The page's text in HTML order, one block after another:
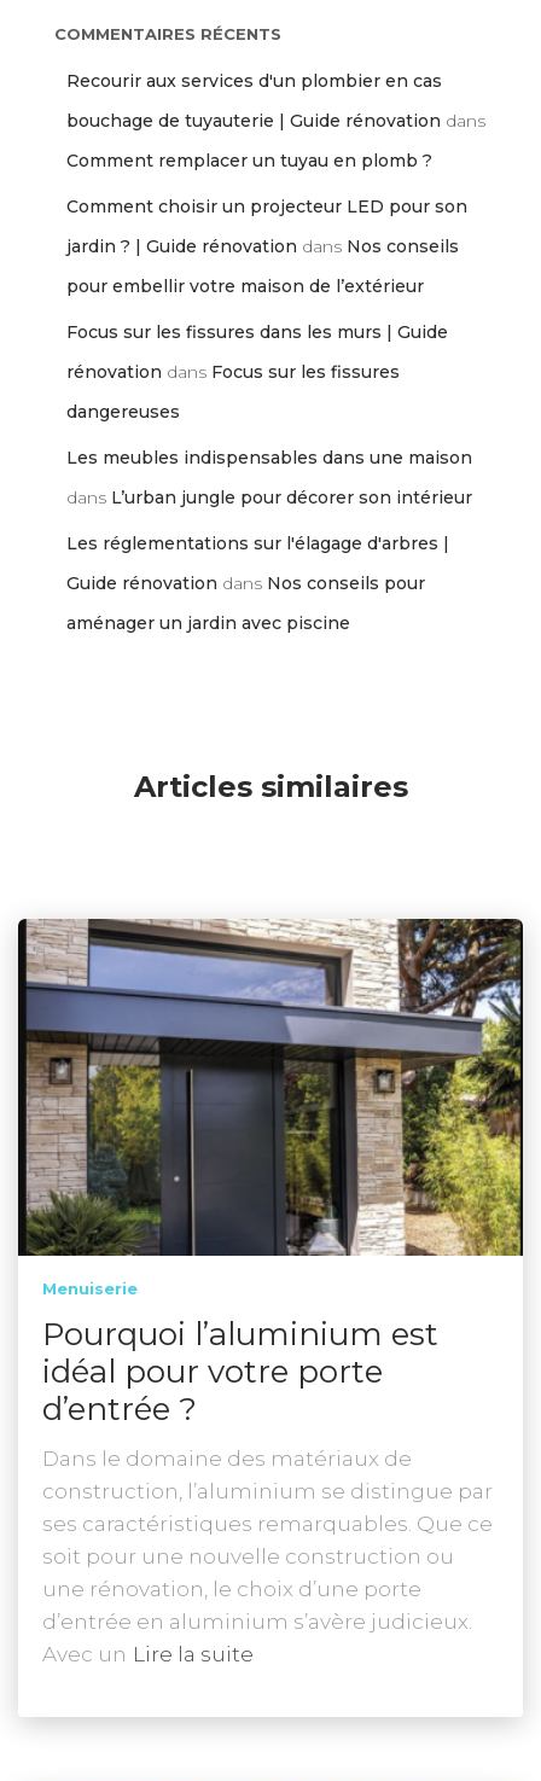
COMMENTAIRES RÉCENTS
Recourir aux services d'un plombier en cas
bouchage de tuyauterie | Guide rénovation dans
Comment remplacer un tuyau en plomb ?
Comment choisir un projecteur LED pour son
jardin ? | Guide rénovation dans Nos conseils
pour embellir votre maison de l’extérieur
Focus sur les fissures dans les murs | Guide
rénovation dans Focus sur les fissures
dangereuses
Les meubles indispensables dans une maison
dans L’urban jungle pour décorer son intérieur
Les réglementations sur l'élagage d'arbres |
Guide rénovation dans Nos conseils pour
aménager un jardin avec piscine
Articles similaires
Menuiserie
Pourquoi l’aluminium est
idéal pour votre porte
d’entrée ?
Dans le domaine des matériaux de
construction, l’aluminium se distingue par
ses caractéristiques remarquables. Que ce
soit pour une nouvelle construction ou
une rénovation, le choix d’une porte
d’entrée en aluminium s’avère judicieux.
Avec un Lire la suite